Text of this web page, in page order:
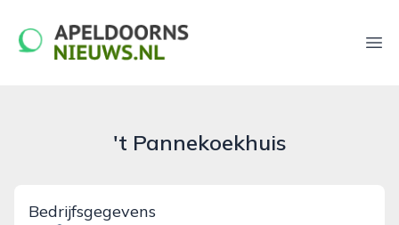
apeldoornsnieuws.nl
't Pannekoekhuis
Bedrijfsgegevens